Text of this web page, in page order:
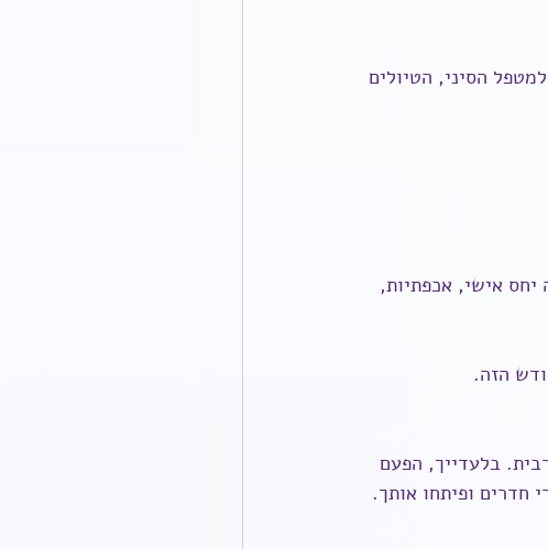
הסיני, הטיולים
אישי, אכפתיות,
הזה.
בלעדייך, הפעם
חדרים ופיתחו אותך.